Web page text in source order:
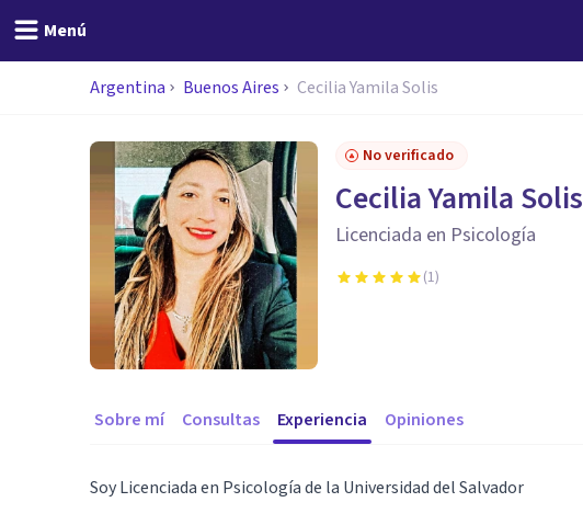
Menú
Argentina Buenos Aires Cecilia Yamila Solis
No verificado
Cecilia Yamila Solis
Licenciada en Psicología
(1)
Sobre mí Consultas Experiencia Opiniones
Soy Licenciada en Psicología de la Universidad del Salvador